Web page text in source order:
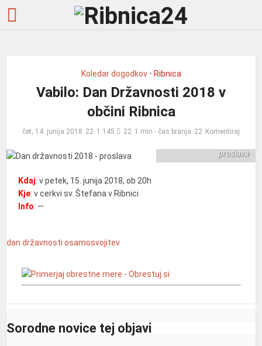
Koledar dogodkov • Ribnica
Vabilo: Dan Državnosti 2018 v
občini Ribnica
čet, 14. junija 2018 1.145 1 min - čas branja Komentiraj
proslava
Kdaj: v petek, 15. junija 2018, ob 20h
Kje: v cerkvi sv. Štefana v Ribnici
Info: —
dan državnosti osamosvojitev
Sorodne novice tej objavi